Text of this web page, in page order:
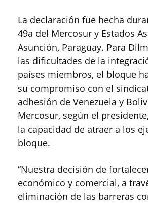
La declaración fue hecha
49a del Mercosur y Estados
Asunción, Paraguay. Para
las dificultades de la
países miembros, el bloque
su compromiso con el
adhesión de Venezuela y
Mercosur, según el
la capacidad de atraer a los
bloque.
“Nuestra decisión de
económico y comercial, a
eliminación de las barreras